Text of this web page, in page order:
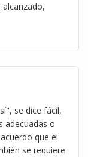
se dice fácil,
adecuadas o
que el
se requiere